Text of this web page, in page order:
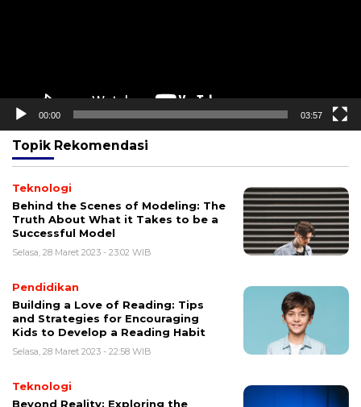
00:00 03:57
Topik Rekomendasi
Teknologi
Behind the Scenes of Modeling: The
Truth About What it Takes to be a
Successful Model
Selasa, 28 Maret 2023 - 23:02 WIB
Pendidikan
Building a Love of Reading: Tips
and Strategies for Encouraging
Kids to Develop a Reading Habit
Selasa, 28 Maret 2023 - 22:58 WIB
Teknologi
Beyond Reality: Exploring the